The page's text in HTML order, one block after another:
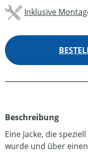
Inklusive
Beschreibung
Eine Jacke, die
wurde und über